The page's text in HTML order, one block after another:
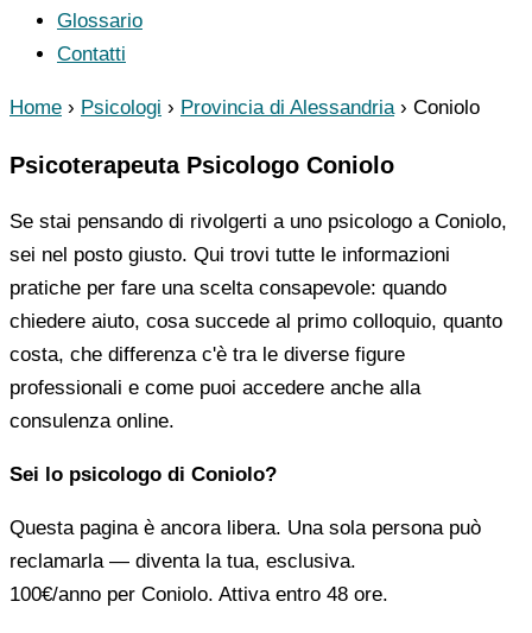
Glossario
Contatti
Home › Psicologi › Provincia di Alessandria › Coniolo
Psicoterapeuta Psicologo Coniolo
Se stai pensando di rivolgerti a uno psicologo a Coniolo,
sei nel posto giusto. Qui trovi tutte le informazioni
pratiche per fare una scelta consapevole: quando
chiedere aiuto, cosa succede al primo colloquio, quanto
costa, che differenza c'è tra le diverse figure
professionali e come puoi accedere anche alla
consulenza online.
Sei lo psicologo di Coniolo?
Questa pagina è ancora libera. Una sola persona può
reclamarla — diventa la tua, esclusiva.
100€/anno per Coniolo. Attiva entro 48 ore.